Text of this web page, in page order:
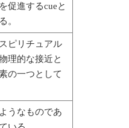
促進するcueと
。
ピリチュアル
理的な接近と
の一つとして
うなものであ